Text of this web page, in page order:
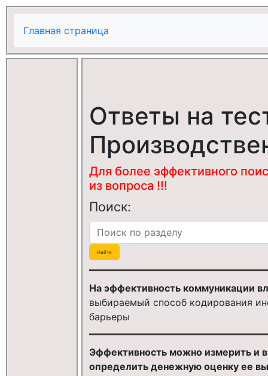
Главная страница
Ответы на
Для более эффективного
из вопроса !!!
Поиск:
На эффективность коммуникации
выбираемый способ кодирования
барьеры
Эффективность можно измерить и
определить денежную оценку ее